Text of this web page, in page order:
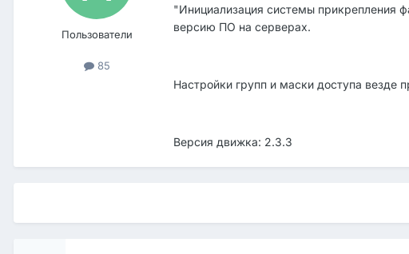
Пользователи
85
"Инициализация системы прикрепления
версию ПО на серверах.
Настройки групп и маски доступа везде
Версия движка: 2.3.3